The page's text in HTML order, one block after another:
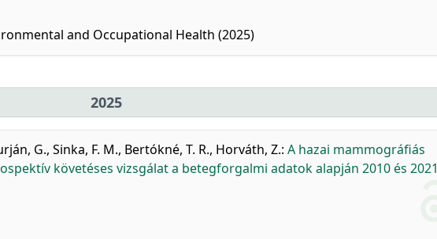
and Occupational Health (2025)
2025
G., Sinka, F. M., Bertókné, T. R., Horváth, Z.: A hazai mammográfiás
követéses vizsgálat a betegforgalmi adatok alapján 2010 és 2021